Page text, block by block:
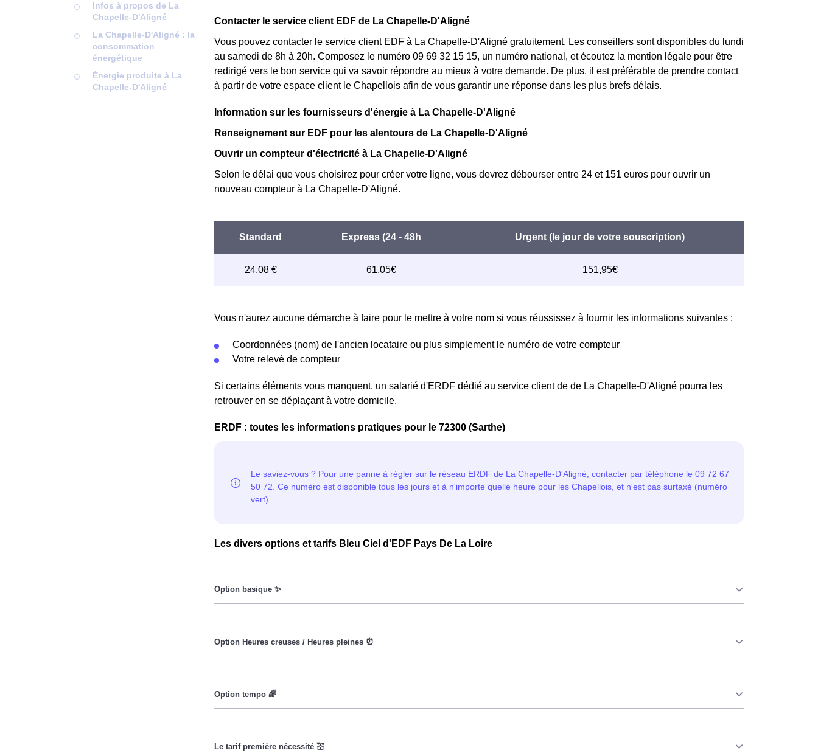
Infos à propos de La
Chapelle-D'Aligné
La Chapelle-D'Aligné : la
consommation
énergétique
Énergie produite à La
Chapelle-D'Aligné
Contacter le service client EDF de La Chapelle-D'Aligné
Vous pouvez contacter le service client EDF à La Chapelle-D'Aligné gratuitement. Les conseillers sont disponibles du lundi
au samedi de 8h à 20h. Composez le numéro 09 69 32 15 15, un numéro national, et écoutez la mention légale pour être
redirigé vers le bon service qui va savoir répondre au mieux à votre demande. De plus, il est préférable de prendre contact
à partir de votre espace client le Chapellois afin de vous garantir une réponse dans les plus brefs délais.
Information sur les fournisseurs d'énergie à La Chapelle-D'Aligné
Renseignement sur EDF pour les alentours de La Chapelle-D'Aligné
Ouvrir un compteur d'électricité à La Chapelle-D'Aligné
Selon le délai que vous choisirez pour créer votre ligne, vous devrez débourser entre 24 et 151 euros pour ouvrir un
nouveau compteur à La Chapelle-D'Aligné.
Vous n'aurez aucune démarche à faire pour le mettre à votre nom si vous réussissez à fournir les informations suivantes :
Coordonnées (nom) de l'ancien locataire ou plus simplement le numéro de votre compteur
Votre relevé de compteur
Si certains éléments vous manquent, un salarié d'ERDF dédié au service client de de La Chapelle-D'Aligné pourra les
retrouver en se déplaçant à votre domicile.
ERDF : toutes les informations pratiques pour le 72300 (Sarthe)
Les divers options et tarifs Bleu Ciel d'EDF Pays De La Loire